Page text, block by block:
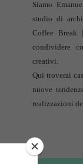
Siamo
studio di
Coffee
condividere
creativi.
Qui troverai
nuove
realizzazioni